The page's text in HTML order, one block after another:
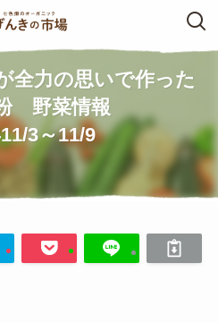
全力の思いで作った
野菜情報
3～11/9